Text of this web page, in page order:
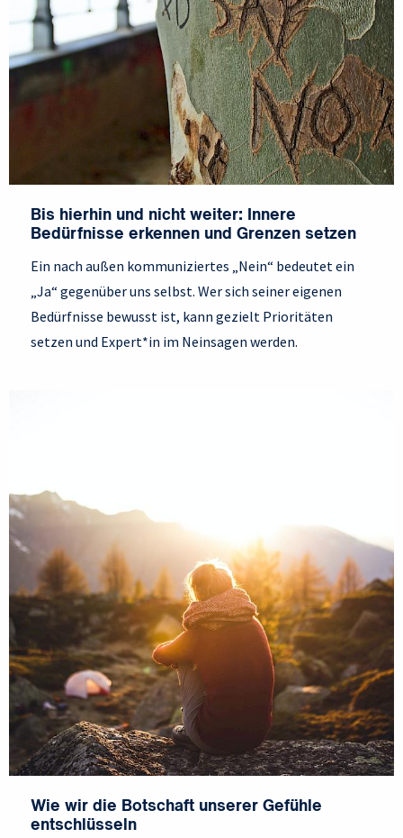
Bis hierhin und nicht weiter: Innere
Bedürfnisse erkennen und Grenzen setzen
Ein nach außen kommuniziertes „Nein“ bedeutet ein
„Ja“ gegenüber uns selbst. Wer sich seiner eigenen
Bedürfnisse bewusst ist, kann gezielt Prioritäten
setzen und Expert*in im Neinsagen werden.
Wie wir die Botschaft unserer Gefühle
entschlüsseln